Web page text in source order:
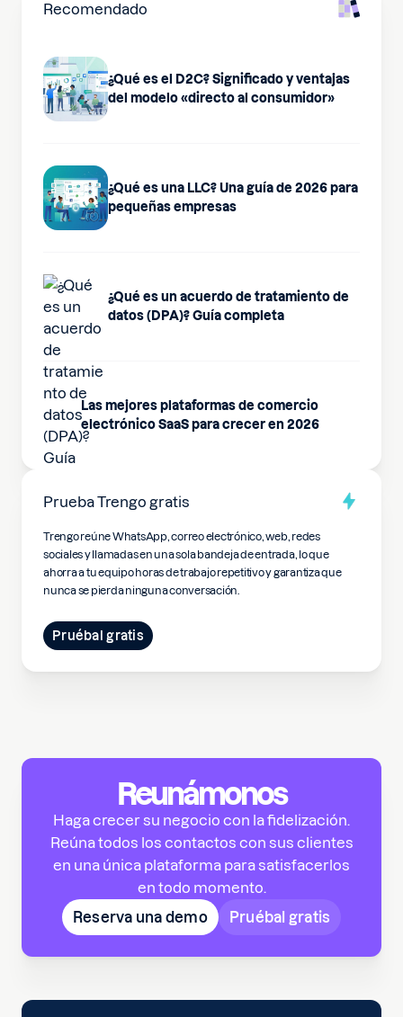
Recomendado
¿Qué es el D2C? Significado y ventajas
del modelo «directo al consumidor»
¿Qué es una LLC? Una guía de 2026 para
pequeñas empresas
¿Qué es un acuerdo de tratamiento de
datos (DPA)? Guía completa
Las mejores plataformas de comercio
electrónico SaaS para crecer en 2026
Prueba Trengo gratis
Trengo reúne WhatsApp, correo electrónico, web, redes
sociales y llamadas en una sola bandeja de entrada, lo que
ahorra a tu equipo horas de trabajo repetitivo y garantiza que
nunca se pierda ninguna conversación.
Pruébal gratis
Reunámonos
Haga crecer su negocio con la fidelización.
Reúna todos los contactos con sus clientes
en una única plataforma para satisfacerlos
en todo momento.
Reserva una demo
Pruébal gratis